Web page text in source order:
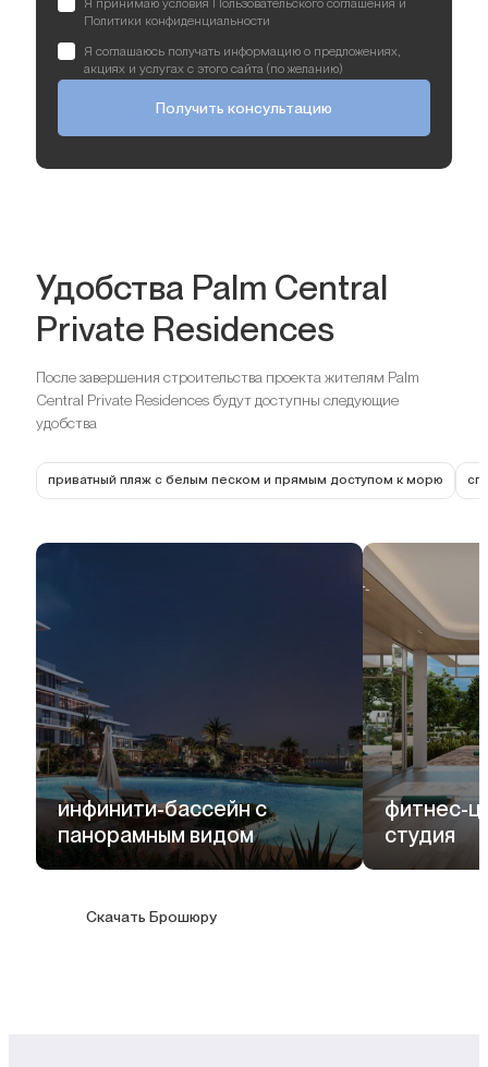
Я принимаю условия Пользовательского соглашения и
Политики конфиденциальности
Я соглашаюсь получать информацию о предложениях,
акциях и услугах с этого сайта (по желанию)
Получить консультацию
Удобства Palm Central
Private Residences
После завершения строительства проекта жителям Palm
Central Private Residences будут доступны следующие
удобства
инфинити-бассейн с
панорамным видом
фитнес-
студия
Скачать Брошюру
приватный пляж с белым песком и прямым доступом к морю